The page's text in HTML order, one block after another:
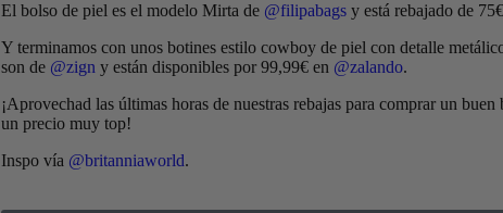
El bolso de piel es el modelo Mirta de @filipabags y está rebajado de
Y terminamos con unos botines estilo cowboy de piel con detalle
son de @zign y están disponibles por 99,99€ en @zalando.
¡Aprovechad las últimas horas de nuestras rebajas para comprar un buen
un precio muy top!
Inspo vía @britanniaworld.